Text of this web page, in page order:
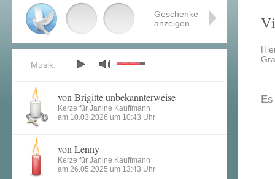
Geschenke
anzeigen
Musik:
von Brigitte unbekannterweise
Kerze für Janine Kauffmann
am 10.03.2026 um 10:43 Uhr
von Lenny
Kerze für Janine Kauffmann
am 26.05.2025 um 13:43 Uhr